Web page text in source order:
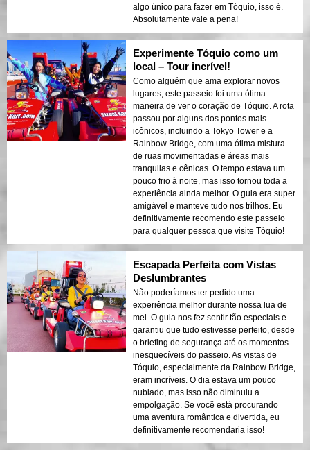
algo único para fazer em Tóquio, isso é.
Absolutamente vale a pena!
Experimente Tóquio como um
local – Tour incrível!
Como alguém que ama explorar novos
lugares, este passeio foi uma ótima
maneira de ver o coração de Tóquio. A rota
passou por alguns dos pontos mais
icônicos, incluindo a Tokyo Tower e a
Rainbow Bridge, com uma ótima mistura
de ruas movimentadas e áreas mais
tranquilas e cênicas. O tempo estava um
pouco frio à noite, mas isso tornou toda a
experiência ainda melhor. O guia era super
amigável e manteve tudo nos trilhos. Eu
definitivamente recomendo este passeio
para qualquer pessoa que visite Tóquio!
Escapada Perfeita com Vistas
Deslumbrantes
Não poderíamos ter pedido uma
experiência melhor durante nossa lua de
mel. O guia nos fez sentir tão especiais e
garantiu que tudo estivesse perfeito, desde
o briefing de segurança até os momentos
inesquecíveis do passeio. As vistas de
Tóquio, especialmente da Rainbow Bridge,
eram incríveis. O dia estava um pouco
nublado, mas isso não diminuiu a
empolgação. Se você está procurando
uma aventura romântica e divertida, eu
definitivamente recomendaria isso!